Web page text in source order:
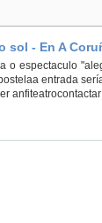
- En A
o espectaculo
entrada